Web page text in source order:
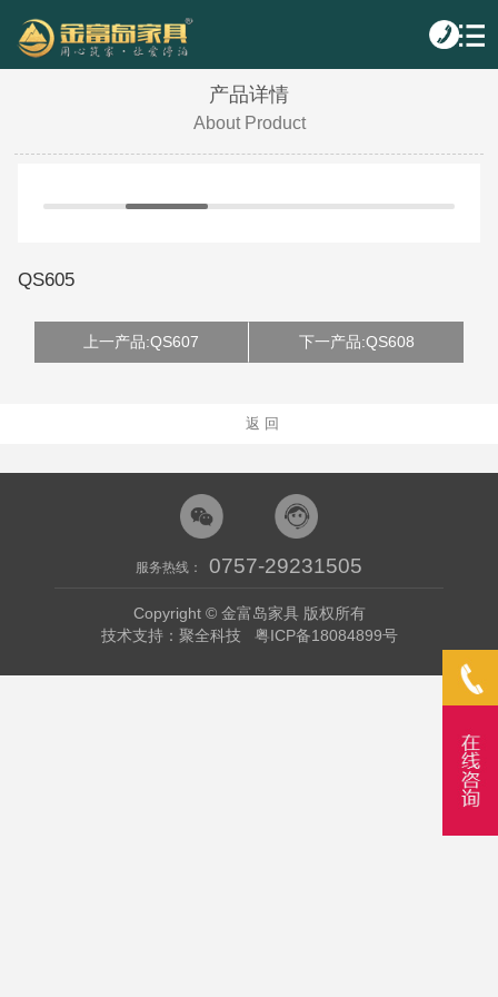
产品详情
About Product
QS605
上一产品:QS607 下一产品:QS608
返 回
服务热线： 0757-29231505
Copyright © 金富岛家具 版权所有
技术支持：聚全科技
粤ICP备18084899号